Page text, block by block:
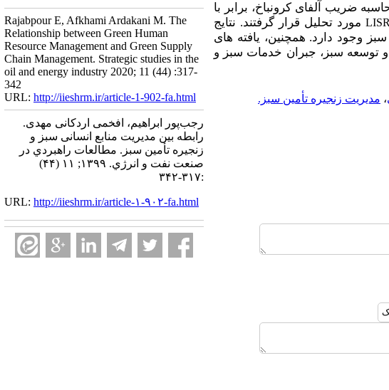
ضریب آلفای کرونباخ، برابر با
مورد تحلیل قرار گرفتند. نتایج
وجود دارد. همچنین، یافته­ های
توسعه سبز، جبران خدمات سبز و
، مدیریت زنجیره تأمین سبز.
Rajabpour E, Afkhami Ardakani M. The
Relationship between Green Human
Resource Management and Green Supply
Chain Management. Strategic studies in the
oil and energy industry 2020; 11 (44) :317-
342
URL: http://iieshrm.ir/article-1-902-fa.html
رجب‌پور ابراهیم، افخمی اردکانی مهدی.
رابطه بین مدیریت منابع انسانی سبز و
زنجیره تأمین سبز. مطالعات راهبردي در
صنعت نفت و انرژي. ۱۳۹۹; ۱۱ (۴۴)
:۳۱۷-۳۴۲
URL: http://iieshrm.ir/article-۱-۹۰۲-fa.html